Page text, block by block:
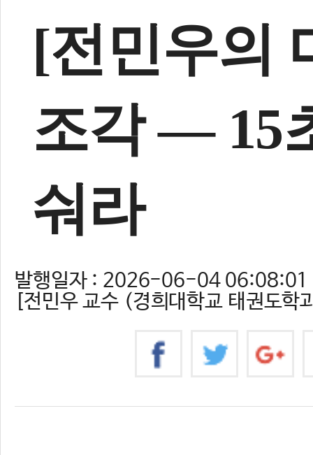
[전민우의
조각 — 15
숴라
발행일자 : 2026-06-04 06:08:01
[전민우 교수 (경희대학교 태권